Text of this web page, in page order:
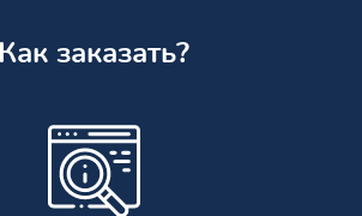
Как заказать?